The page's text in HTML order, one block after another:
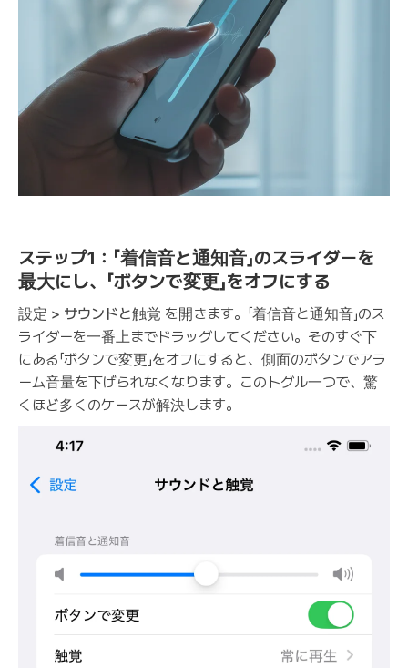
ステップ1：「着信音と通知音」のスライダーを
最大にし、「ボタンで変更」をオフにする
設定 > サウンドと触覚 を開きます。「着信音と通知音」のス
ライダーを一番上までドラッグしてください。そのすぐ下
にある「ボタンで変更」をオフにすると、側面のボタンでアラ
ーム音量を下げられなくなります。このトグル一つで、驚
くほど多くのケースが解決します。